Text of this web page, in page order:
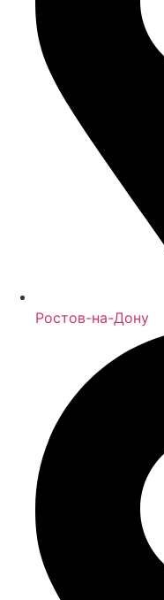
Ростов-на-Дону